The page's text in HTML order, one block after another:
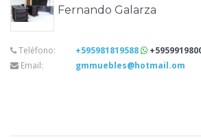
Fernando Galarza
Teléfono: +595981819588
Email:
gmmuebles@hotmail.om